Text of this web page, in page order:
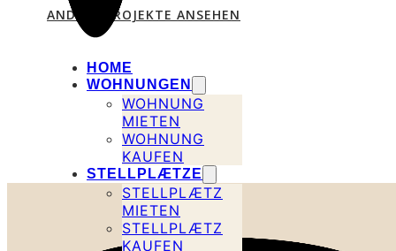
HOME
WOHNUNGEN
WOHNUNG
MIETEN
WOHNUNG
KAUFEN
STELLPLÆTZE
STELLPLÆTZ
MIETEN
STELLPLÆTZ
KAUFEN
ANDERE PROJEKTE ANSEHEN